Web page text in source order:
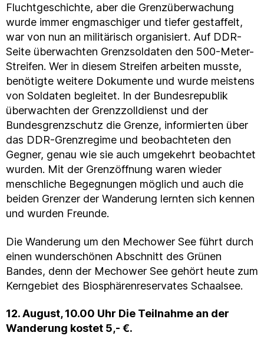
Fluchtgeschichte, aber die Grenzüberwachung
wurde immer engmaschiger und tiefer gestaffelt,
war von nun an militärisch organisiert. Auf DDR-
Seite überwachten Grenzsoldaten den 500-Meter-
Streifen. Wer in diesem Streifen arbeiten musste,
benötigte weitere Dokumente und wurde meistens
von Soldaten begleitet. In der Bundesrepublik
überwachten der Grenzzolldienst und der
Bundesgrenzschutz die Grenze, informierten über
das DDR-Grenzregime und beobachteten den
Gegner, genau wie sie auch umgekehrt beobachtet
wurden. Mit der Grenzöffnung waren wieder
menschliche Begegnungen möglich und auch die
beiden Grenzer der Wanderung lernten sich kennen
und wurden Freunde.
Die Wanderung um den Mechower See führt durch
einen wunderschönen Abschnitt des Grünen
Bandes, denn der Mechower See gehört heute zum
Kerngebiet des Biosphärenreservates Schaalsee.
12. August, 10.00 Uhr Die Teilnahme an der
Wanderung kostet 5,- €.